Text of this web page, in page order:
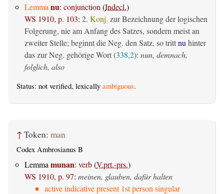
Lemma nu: conjunction (Indecl.)
WS 1910, p. 103: 2. Konj. zur Bezeichnung der logischen
Folgerung, nie am Anfang des Satzes, sondern meist an
zweiter Stelle; beginnt die Neg. den Satz, so trittnu hinter
das zur Neg. gehörige Wort (338,2): nun, demnach,
folglich, also
Status: not verified, lexically ambiguous.
↑ Token: man
Codex Ambrosianus B
Lemma munan: verb(V.prt.-prs.)
WS 1910, p. 97: meinen, glauben, dafür halten
active indicative present 1st person singular